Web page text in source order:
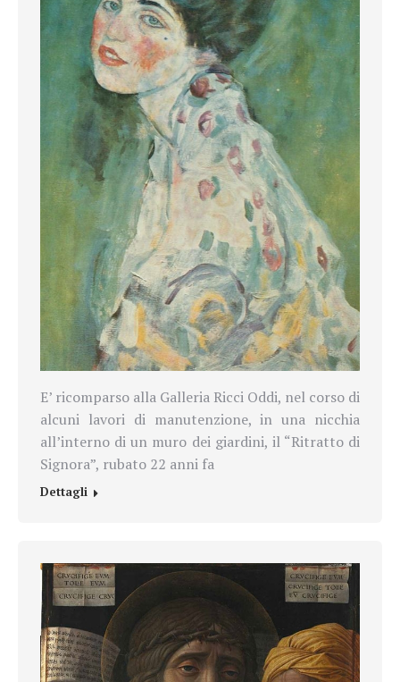
E’ ricomparso alla Galleria Ricci Oddi, nel corso di
alcuni lavori di manutenzione, in una nicchia
all’interno di un muro dei giardini, il “Ritratto di
Signora”, rubato 22 anni fa
Dettagli